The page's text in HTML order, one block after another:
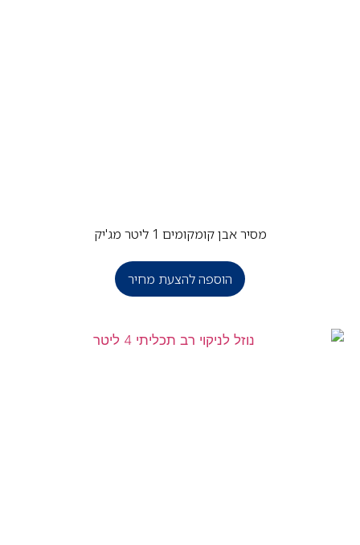
מסיר אבן קומקומים 1 ליטר מג'יק
הוספה להצעת מחיר